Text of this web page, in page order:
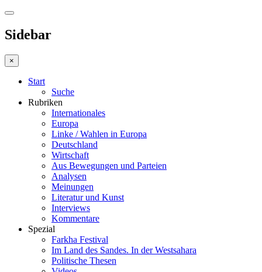
Sidebar
×
Start
Suche
Rubriken
Internationales
Europa
Linke / Wahlen in Europa
Deutschland
Wirtschaft
Aus Bewegungen und Parteien
Analysen
Meinungen
Literatur und Kunst
Interviews
Kommentare
Spezial
Farkha Festival
Im Land des Sandes. In der Westsahara
Politische Thesen